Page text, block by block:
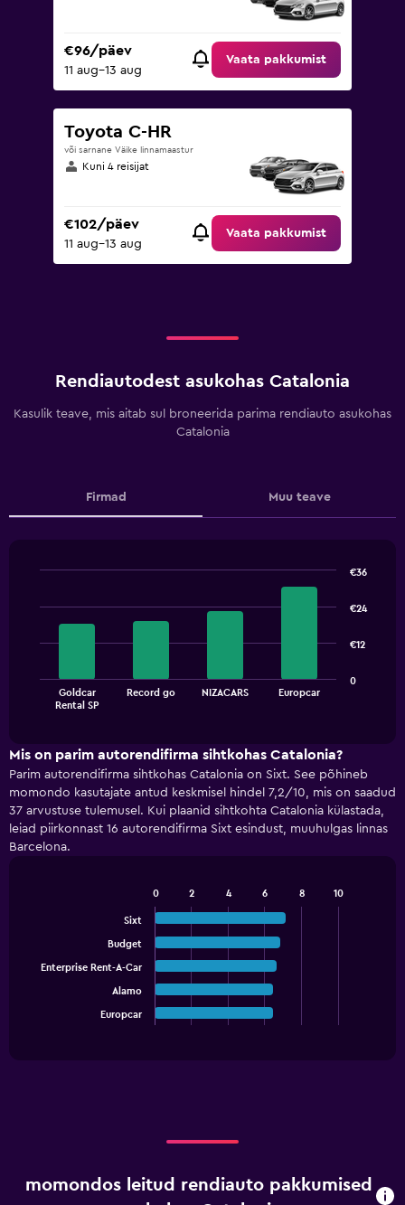
€96/päev
11 aug–13 aug
Vaata pakkumist
Toyota C-HR
või sarnane Väike linnamaastur
Kuni 4 reisijat
€102/päev
11 aug–13 aug
Vaata pakkumist
Rendiautodest asukohas Catalonia
Kasulik teave, mis aitab sul broneerida parima rendiauto asukohas
Catalonia
Firmad Muu teave
bars.
The
chart
X
displaying
categories.
Range:
4
categories.
displaying
Goldcar
Rental SP
Record go NIZACARS Europcar
0
€12
€24
€36
Mis on parim autorendifirma sihtkohas Catalonia?
Parim autorendifirma sihtkohas Catalonia on Sixt. See põhineb
momondo kasutajate antud keskmisel hindel 7,2/10, mis on saadud
37 arvustuse tulemusel. Kui plaanid sihtkohta Catalonia külastada,
leiad piirkonnast 16 autorendifirma Sixt esindust, muuhulgas linnas
Barcelona.
bars.
The
Sixt
Budget
Enterprise Rent-A-Car
Alamo
Europcar
0 2 4 6 8 10
momondos leitud rendiauto pakkumised